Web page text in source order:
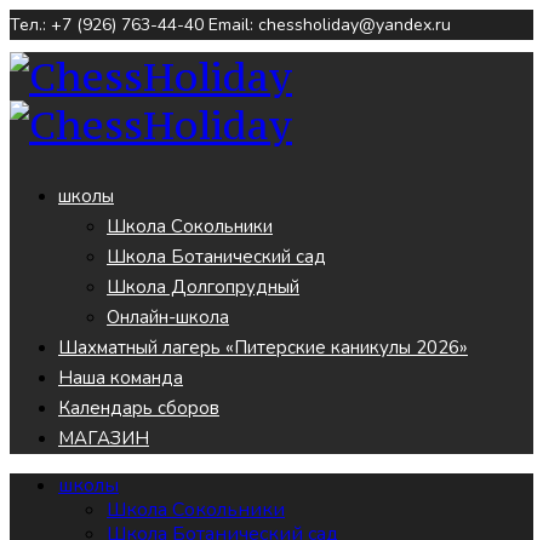
Тел.: +7 (926) 763-44-40 Email: chessholiday@yandex.ru
школы
Школа Сокольники
Школа Ботанический сад
Школа Долгопрудный
Онлайн-школа
Шахматный лагерь «Питерские каникулы 2026»
Наша команда
Календарь сборов
МАГАЗИН
школы
Школа Сокольники
Школа Ботанический сад